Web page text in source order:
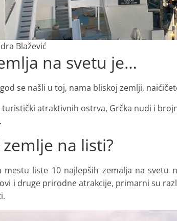
Blažević
na svetu je…
se našli u toj, nama bliskoj zemlji,
turistički atraktivnih ostrva, Grčka nudi i
na listi?
mestu liste 10 najlepših zemalja na svetu
i druge prirodne atrakcije, primarni su